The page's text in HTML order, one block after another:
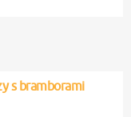
s bramborami